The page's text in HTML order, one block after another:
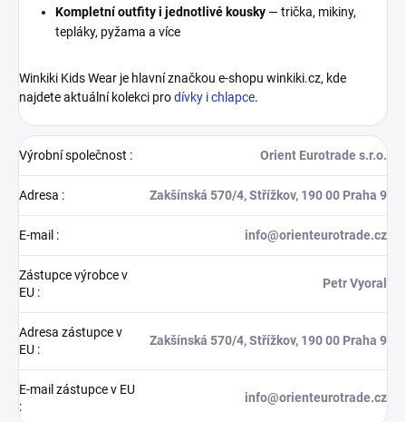
Kompletní outfity i jednotlivé kousky — trička, mikiny,
tepláky, pyžama a více
Winkiki Kids Wear je hlavní značkou e-shopu winkiki.cz, kde
najdete aktuální kolekci prodívky i chlapce.
Výrobní společnost : Orient Eurotrade s.r.o.
Adresa : Zakšínská 570/4, Střížkov, 190 00 Praha 9
E-mail : info@orienteurotrade.cz
Zástupce výrobce v
EU :
Petr Vyoral
Adresa zástupce v
EU :
Zakšínská 570/4, Střížkov, 190 00 Praha 9
E-mail zástupce v EU
:
info@orienteurotrade.cz